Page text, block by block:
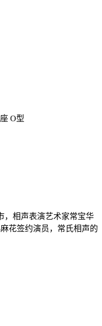
O型
，相声表演艺术家常宝华
花签约演员，常氏相声的